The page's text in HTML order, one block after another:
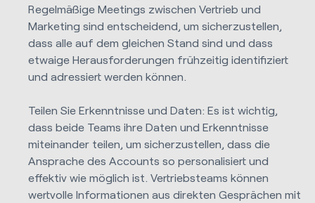
Regelmäßige Meetings zwischen Vertrieb und
Marketing sind entscheidend, um sicherzustellen,
dass alle auf dem gleichen Stand sind und dass
etwaige Herausforderungen frühzeitig identifiziert
und adressiert werden können.
Teilen Sie Erkenntnisse und Daten: Es ist wichtig,
dass beide Teams ihre Daten und Erkenntnisse
miteinander teilen, um sicherzustellen, dass die
Ansprache des Accounts so personalisiert und
effektiv wie möglich ist. Vertriebsteams können
wertvolle Informationen aus direkten Gesprächen mit